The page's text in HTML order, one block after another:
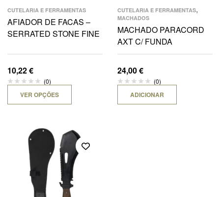
CUTELARIA E FERRAMENTAS
AFIADOR DE FACAS –
SERRATED STONE FINE
10,22€
(0)
VER OPÇÕES
CUTELARIA E FERRAMENTAS,
MACHADOS
MACHADO PARACORD
AXT C/ FUNDA
24,00€
(0)
ADICIONAR